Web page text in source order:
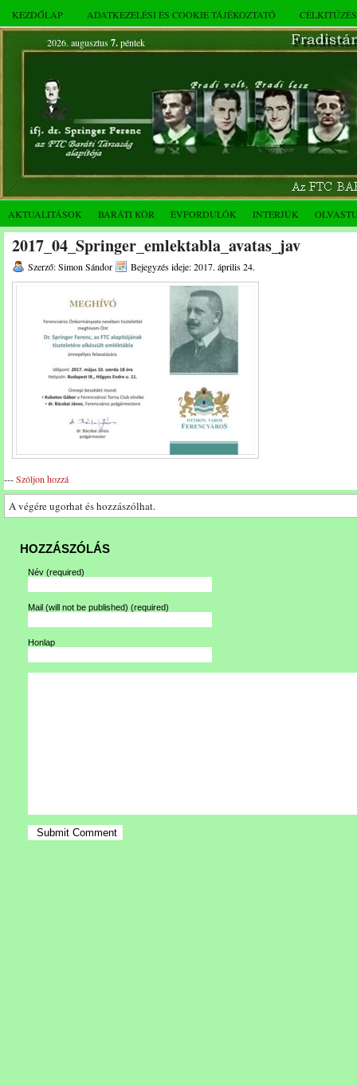
KEZDŐLAP ADATKEZELÉSI ÉS COOKIE TÁJÉKOZTATÓ
2026. augusztus 7.péntek
AKTUALITÁSOK BARÁTI KÖR ÉVFORDULÓK INTERJÚK
2017_04_Springer_emlektabla_avatas_jav
Szerző: Simon Sándor Bejegyzés ideje: 2017. április 24.
---Szóljon hozzá
A végére ugorhat és hozzászólhat.
HOZZÁSZÓLÁS
Név (required)
Mail (will not be published) (required)
Honlap